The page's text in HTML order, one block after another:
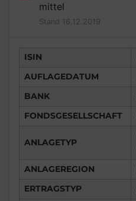
mittel
Stand 16.12.2019
ISIN
AUFLAGEDATUM
BANK
FONDSGESELLSCHAFT
ANLAGETYP
ANLAGEREGION
ERTRAGSTYP